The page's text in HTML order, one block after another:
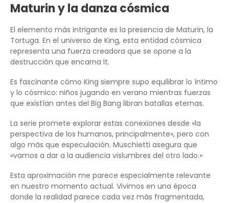
Maturin y la danza cósmica
El elemento más intrigante es la presencia de Maturin, la
Tortuga. En el universo de King, esta entidad cósmica
representa una fuerza creadora que se opone a la
destrucción que encarna It.
Es fascinante cómo King siempre supo equilibrar lo íntimo
y lo cósmico: niños jugando en verano mientras fuerzas
que existían antes del Big Bang libran batallas eternas.
La serie promete explorar estas conexiones desde «la
perspectiva de los humanos, principalmente», pero con
algo más que especulación. Muschietti asegura que
«vamos a dar a la audiencia vislumbres del otro lado.»
Esta aproximación me parece especialmente relevante
en nuestro momento actual. Vivimos en una época
donde la realidad parece cada vez más fragmentada,